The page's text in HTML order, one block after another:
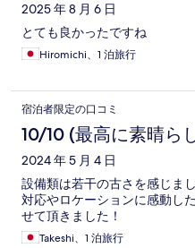
2025 年 8 月 6 日
とても良かったですね
Hiromichi、1 泊旅行
宿泊者限定の口コミ
10/10 (最高に素晴ら
2024 年 5 月 4 日
設備類は若干の古さを感じま
対応やロケーションに感動し
せて頂きました！
Takeshi、1 泊旅行